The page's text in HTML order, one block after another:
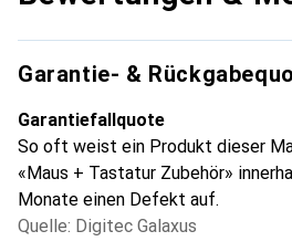
Garantie- &
Garantiefallquote
So oft weist ein Produkt dieser
«Maus + Tastatur Zubehör»
Monate einen Defekt auf.
Quelle: Digitec Galaxus